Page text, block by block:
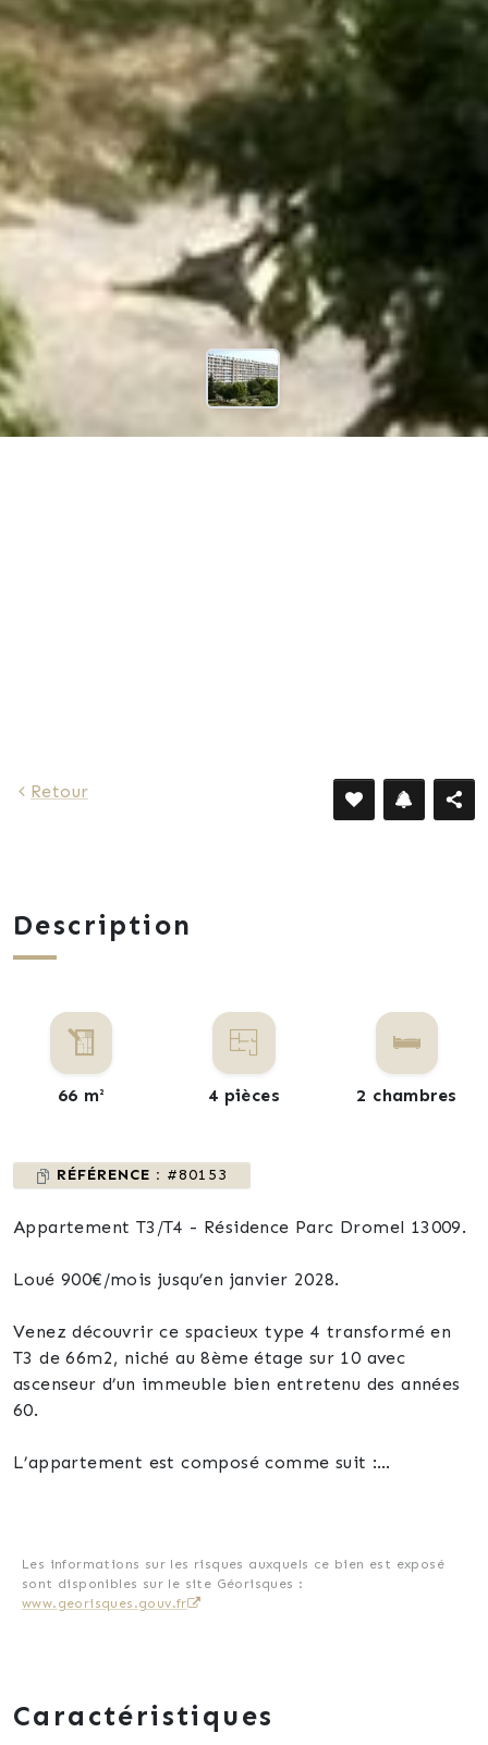
Retour
Description
66 m² 4 pièces 2 chambres
RÉFÉRENCE : #80153
Appartement T3/T4 - Résidence Parc Dromel 13009.
Loué 900€/mois jusqu’en janvier 2028.
Venez découvrir ce spacieux type 4 transformé en
T3 de 66m2, niché au 8ème étage sur 10 avec
ascenseur d’un immeuble bien entretenu des années
60.
L’appartement est composé comme suit :
beau balcon exposé Sud.
Les informations sur les risques auxquels ce bien est exposé
sont disponibles sur le site Géorisques :
www.georisques.gouv.fr
Caractéristiques